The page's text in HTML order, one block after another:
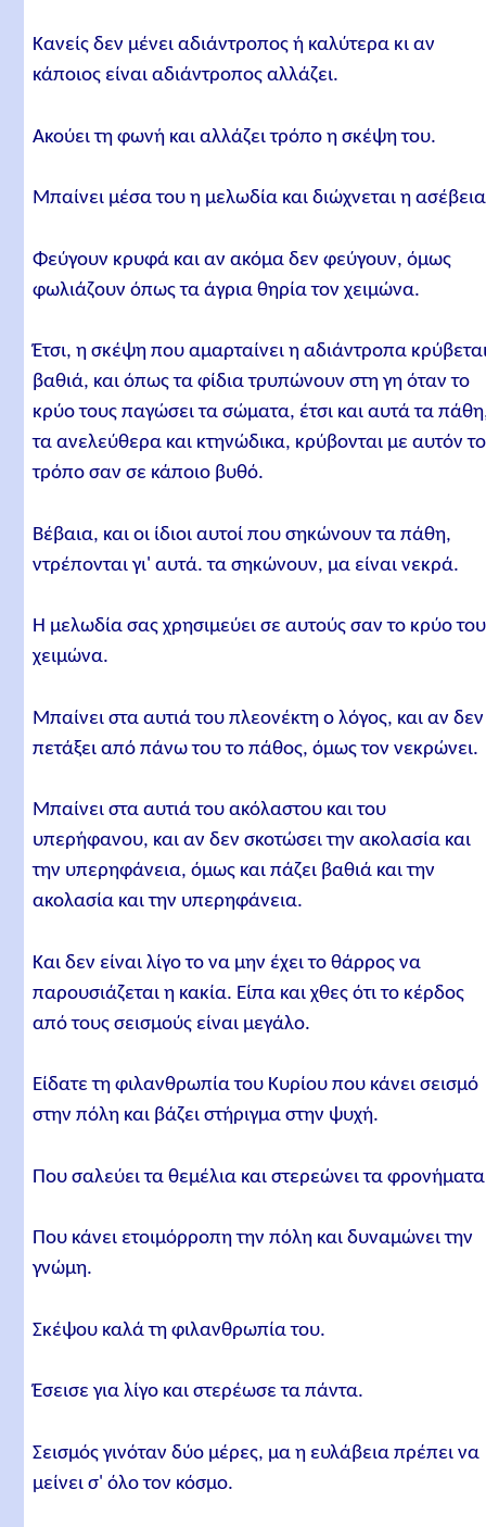
Κανείς δεν μένει αδιάντροπος ή καλύτερα κι αν
κάποιος είναι αδιάντροπος αλλάζει.
Ακούει τη φωνή και αλλάζει τρόπο η σκέψη του.
Μπαίνει μέσα του η μελωδία και διώχνεται η
Φεύγουν κρυφά και αν ακόμα δεν φεύγουν, όμως
φωλιάζουν όπως τα άγρια θηρία τον χειμώνα.
Έτσι, η σκέψη που αμαρταίνει η αδιάντροπα
βαθιά, και όπως τα φίδια τρυπώνουν στη γη όταν το
κρύο τους παγώσει τα σώματα, έτσι και αυτά τα
τα ανελεύθερα και κτηνώδικα, κρύβονται με αυτόν
τρόπο σαν σε κάποιο βυθό.
Βέβαια, και οι ίδιοι αυτοί που σηκώνουν τα πάθη,
ντρέπονται γι' αυτά. τα σηκώνουν, μα είναι νεκρά.
Η μελωδία σας χρησιμεύει σε αυτούς σαν το κρύο του
χειμώνα.
Μπαίνει στα αυτιά του πλεονέκτη ο λόγος, και αν δεν
πετάξει από πάνω του το πάθος, όμως τον νεκρώνει.
Μπαίνει στα αυτιά του ακόλαστου και του
υπερήφανου, και αν δεν σκοτώσει την ακολασία και
την υπερηφάνεια, όμως και πάζει βαθιά και την
ακολασία και την υπερηφάνεια.
Και δεν είναι λίγο το να μην έχει το θάρρος να
παρουσιάζεται η κακία. Είπα και χθες ότι το κέρδος
από τους σεισμούς είναι μεγάλο.
Είδατε τη φιλανθρωπία του Κυρίου που κάνει σεισμό
στην πόλη και βάζει στήριγμα στην ψυχή.
Που σαλεύει τα θεμέλια και στερεώνει τα
Που κάνει ετοιμόρροπη την πόλη και δυναμώνει την
γνώμη.
Σκέψου καλά τη φιλανθρωπία του.
Έσεισε για λίγο και στερέωσε τα πάντα.
Σεισμός γινόταν δύο μέρες, μα η ευλάβεια πρέπει να
μείνει σ' όλο τον κόσμο.